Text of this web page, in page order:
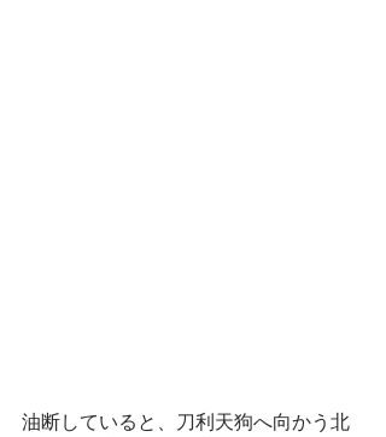
油断していると、刀利天狗へ向かう北